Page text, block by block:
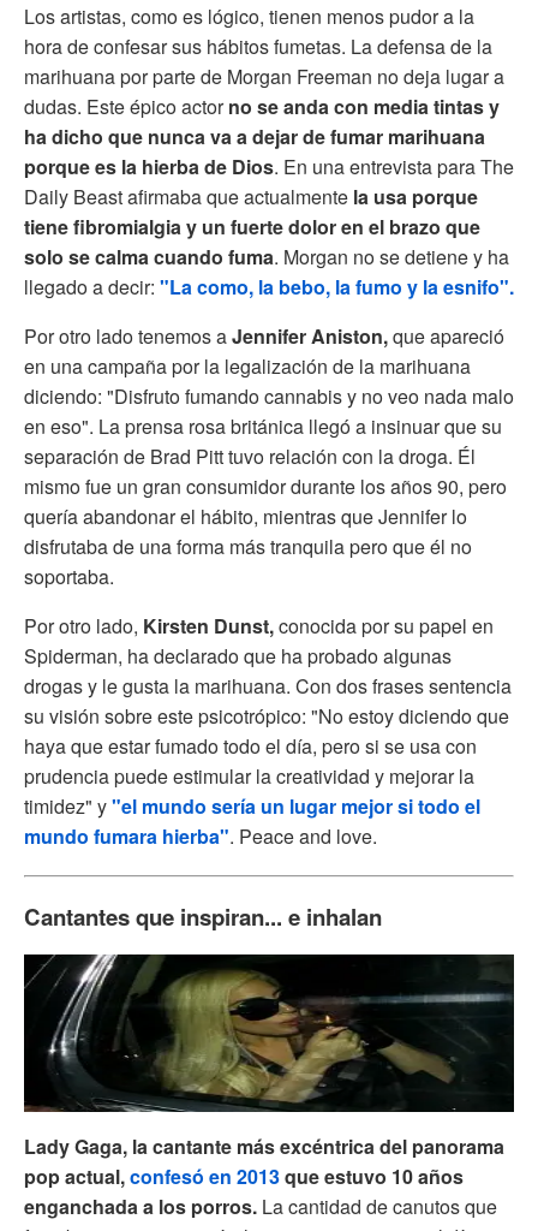
Los artistas, como es lógico, tienen menos pudor a la
hora de confesar sus hábitos fumetas. La defensa de la
marihuana por parte de Morgan Freeman no deja lugar a
dudas. Este épico actorno se anda con media tintas y
ha dicho que nunca va a dejar de fumar marihuana
porque es la hierba de Dios. En una entrevista para The
Daily Beast afirmaba que actualmente la usa porque
tiene fibromialgia y un fuerte dolor en el brazo que
solo se calma cuando fuma. Morgan no se detiene y ha
llegado a decir: "La como, la bebo, la fumo y la esnifo".
Por otro lado tenemos aJennifer Aniston,que apareció
en una campaña por la legalización de la marihuana
diciendo: "Disfruto fumando cannabis y no veo nada malo
en eso". La prensa rosa británica llegó a insinuar que su
separación de Brad Pitt tuvo relación con la droga. Él
mismo fue un gran consumidor durante los años 90, pero
quería abandonar el hábito, mientras que Jennifer lo
disfrutaba de una forma más tranquila pero que él no
soportaba.
Por otro lado, Kirsten Dunst,conocida por su papel en
Spiderman, ha declarado que ha probado algunas
drogas y le gusta la marihuana. Con dos frases sentencia
su visión sobre este psicotrópico: "No estoy diciendo que
haya que estar fumado todo el día, pero si se usa con
prudencia puede estimular la creatividad y mejorar la
timidez" y"el mundo sería un lugar mejor si todo el
mundo fumara hierba". Peace and love.
Cantantes que inspiran... e inhalan
Lady Gaga, la cantante más excéntrica del panorama
pop actual,confesó en 2013que estuvo 10 años
enganchada a los porros. La cantidad de canutos que